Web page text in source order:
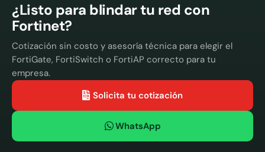
¿Listo para blindar tu red con
Fortinet?
Cotización sin costo y asesoría técnica para elegir el
FortiGate, FortiSwitch o FortiAP correcto para tu
empresa.
Solicita tu cotización
WhatsApp